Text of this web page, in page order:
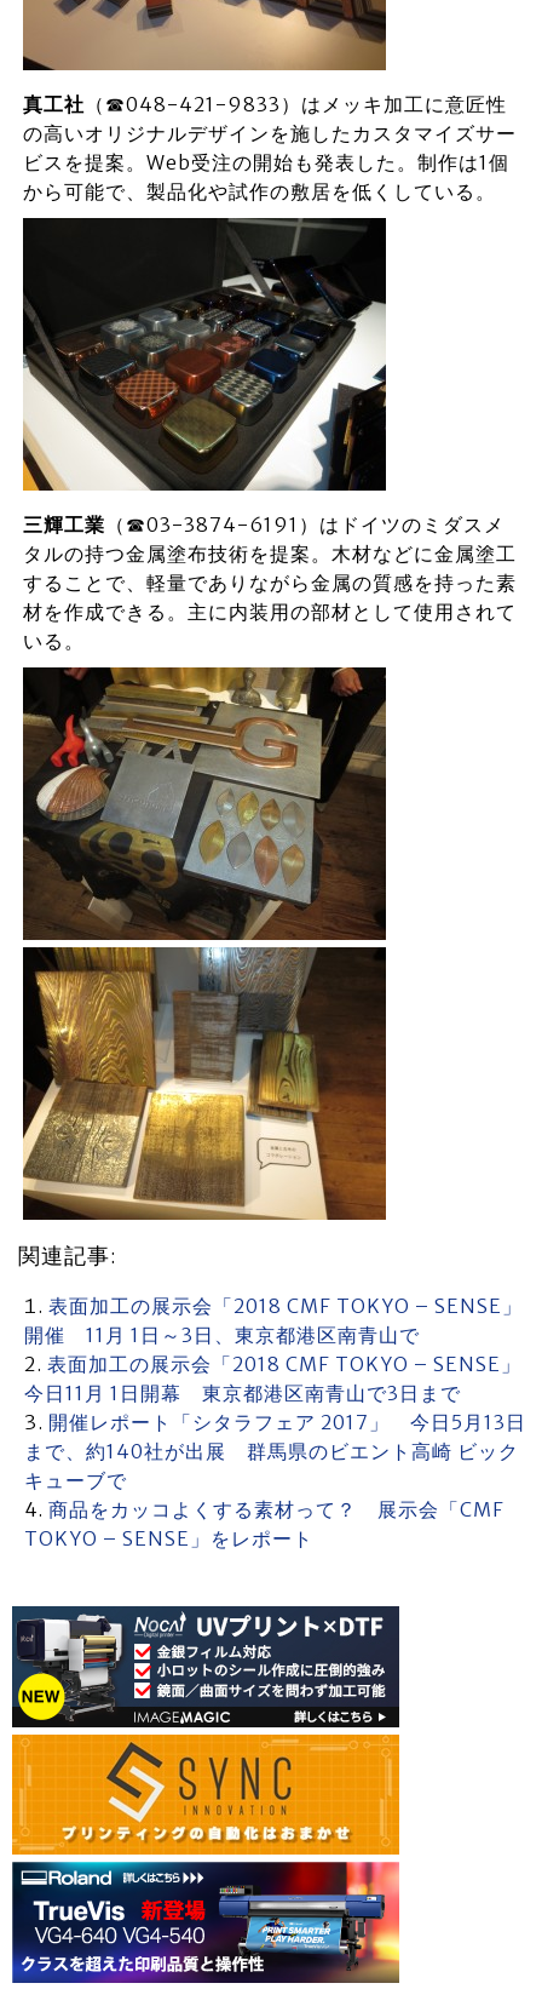
真工社 （☎048-421-9833）はメッキ加工に意匠性
の高いオリジナルデザインを施したカスタマイズサー
ビスを提案。Web受注の開始も発表した。制作は1個
から可能で、製品化や試作の敷居を低くしている。
三輝工業 （☎03-3874-6191）はドイツのミダスメ
タルの持つ金属塗布技術を提案。木材などに金属塗工
することで、軽量でありながら金属の質感を持った素
材を作成できる。主に内装用の部材として使用されて
いる。
関連記事:
表面加工の展示会「2018 CMF TOKYO – SENSE」
開催 11月 1日～3日、東京都港区南青山で
表面加工の展示会「2018 CMF TOKYO – SENSE」
今日11月 1日開幕 東京都港区南青山で3日まで
開催レポート「シタラフェア 2017」 今日5月13日
まで、約140社が出展 群馬県のビエント高崎 ビック
キューブで
商品をカッコよくする素材って？ 展示会「CMF
TOKYO – SENSE」をレポート